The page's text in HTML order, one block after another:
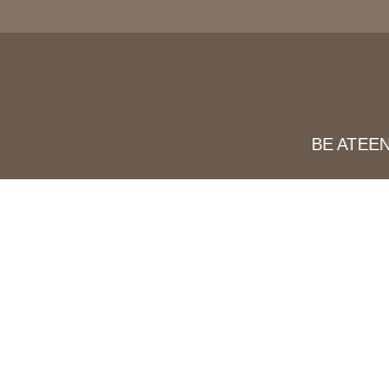
BE ATEEN